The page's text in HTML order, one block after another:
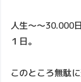
人生～～30.000
１日。
このところ無駄